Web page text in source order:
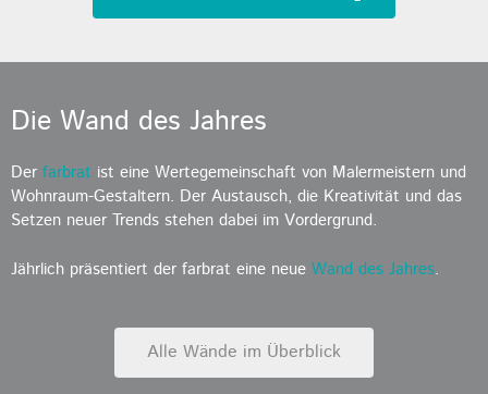
Die Wand des Jahres
Der farbrat ist eine Wertegemeinschaft von Malermeistern und
Wohnraum-Gestaltern. Der Austausch, die Kreativität und das
Setzen neuer Trends stehen dabei im Vordergrund.
Jährlich präsentiert der farbrat eine neue Wand des Jahres.
Alle Wände im Überblick